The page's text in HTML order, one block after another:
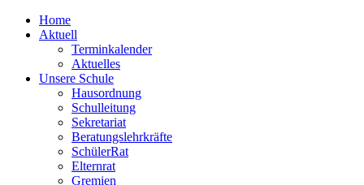
Home
Aktuell
Terminkalender
Aktuelles
Unsere Schule
Hausordnung
Schulleitung
Sekretariat
Beratungslehrkräfte
SchülerRat
Elternrat
Gremien